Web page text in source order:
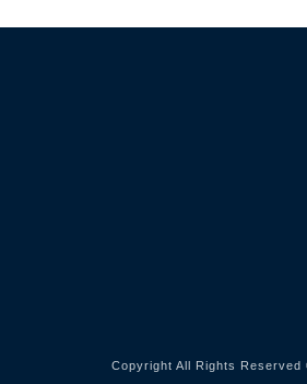
Copyright All Rights Reserved